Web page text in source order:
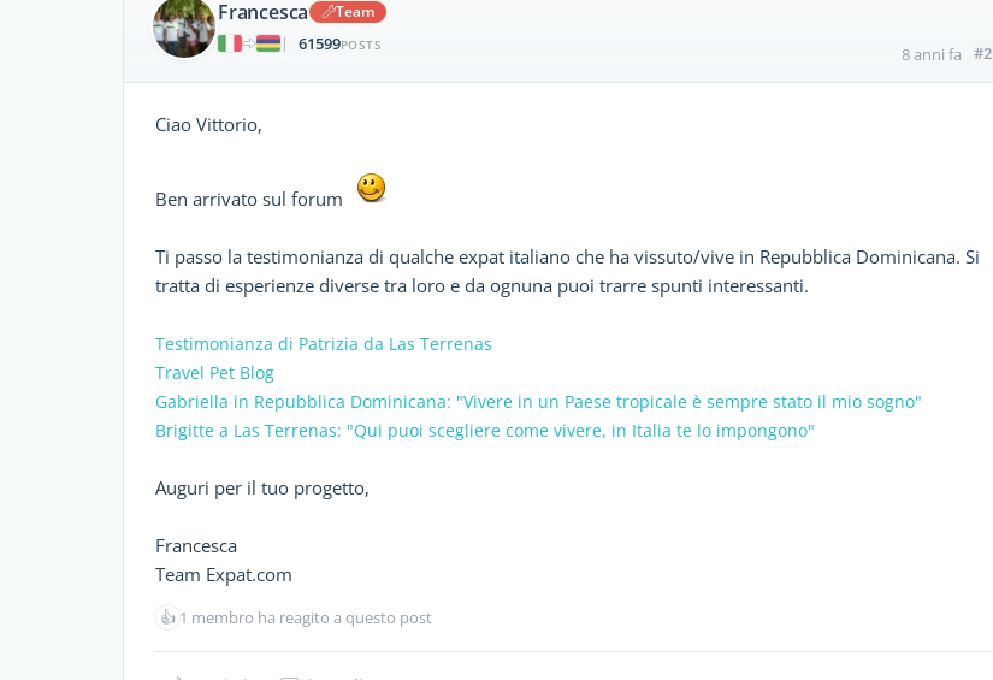
Francesca
Team
|
61599POSTS 8 anni fa #2
Ciao Vittorio,
Ben arrivato sul forum
Ti passo la testimonianza di qualche expat italiano che ha vissuto/vive in Repubblica Dominicana. Si
tratta di esperienze diverse tra loro e da ognuna puoi trarre spunti interessanti.
Testimonianza di Patrizia da Las Terrenas
Travel Pet Blog
Gabriella in Repubblica Dominicana: "Vivere in un Paese tropicale è sempre stato il mio sogno"
Brigitte a Las Terrenas: "Qui puoi scegliere come vivere, in Italia te lo impongono"
Auguri per il tuo progetto,
Francesca
Team Expat.com
👍 1 membro ha reagito a questo post